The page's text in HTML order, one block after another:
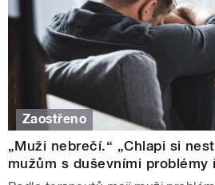
Zaostřeno
„Muži nebrečí.“ „Chlapi si
mužům s duševními problémy